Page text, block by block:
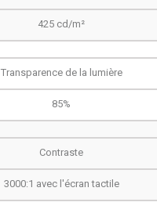
425 cd/m²
Transparence de la lumière
85%
Contraste
3000:1 avec l'écran tactile